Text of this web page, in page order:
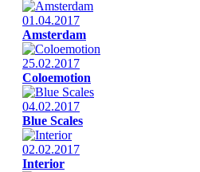
01.04.2017
Amsterdam
25.02.2017
Coloemotion
04.02.2017
Blue Scales
02.02.2017
Interior